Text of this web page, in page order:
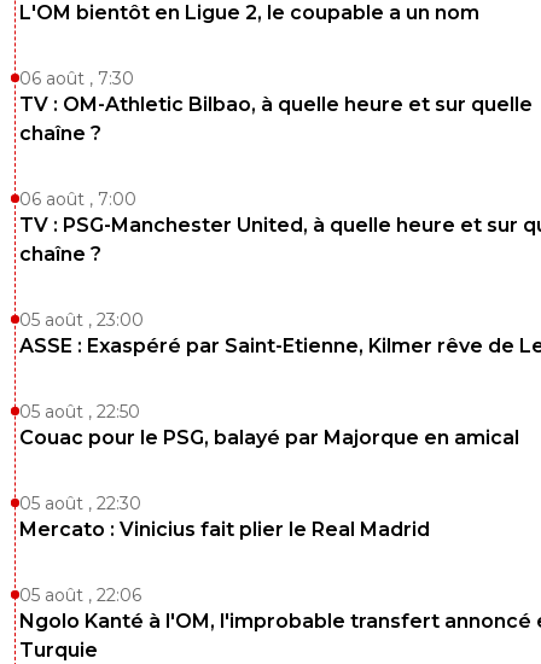
L'OM bientôt en Ligue 2, le coupable a un nom
06 août , 7:30
TV : OM-Athletic Bilbao, à quelle heure et sur quelle
chaîne ?
06 août , 7:00
TV : PSG-Manchester United, à quelle heure et sur
chaîne ?
05 août , 23:00
ASSE : Exaspéré par Saint-Etienne, Kilmer rêve de
05 août , 22:50
Couac pour le PSG, balayé par Majorque en amical
05 août , 22:30
Mercato : Vinicius fait plier le Real Madrid
05 août , 22:06
Ngolo Kanté à l'OM, l'improbable transfert annoncé
Turquie